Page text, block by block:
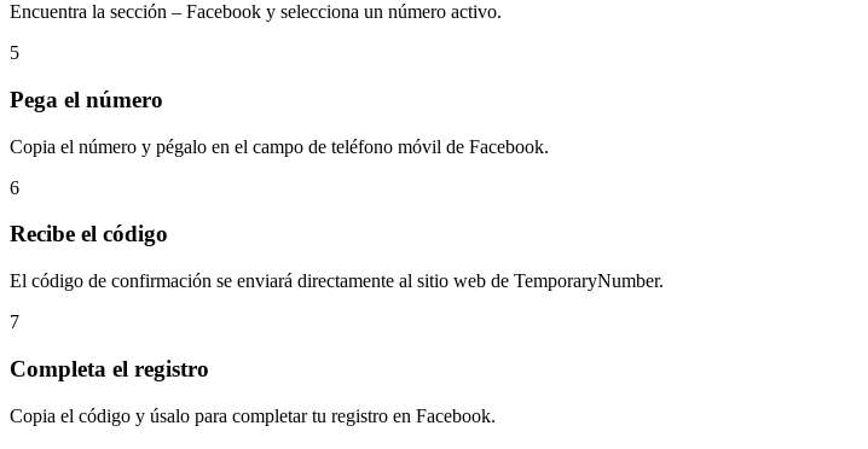
Encuentra la sección – Facebook y selecciona un número activo.
5
Pega el número
Copia el número y pégalo en el campo de teléfono móvil de Facebook.
6
Recibe el código
El código de confirmación se enviará directamente al sitio web de TemporaryNumber.
7
Completa el registro
Copia el código y úsalo para completar tu registro en Facebook.